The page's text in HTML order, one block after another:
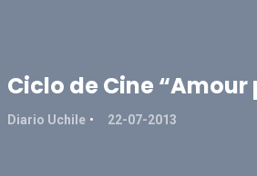
Ciclo de Cine “Amour
Diario Uchile 22-07-2013